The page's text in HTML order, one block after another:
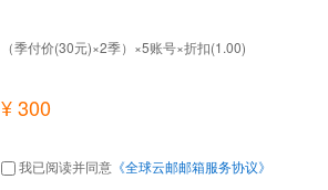
（季付价(30元)×2季）×5账号×折扣(1.00)
¥ 300
我已阅读并同意 《全球云邮邮箱服务协议》